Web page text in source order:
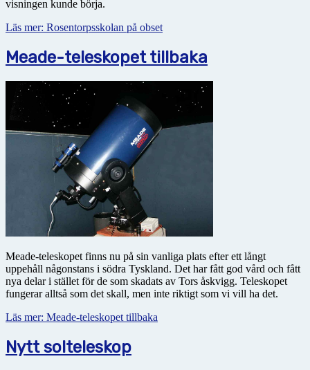
visningen kunde börja.
Läs mer: Rosentorpsskolan på obset
Meade-teleskopet tillbaka
Meade-teleskopet finns nu på sin vanliga plats efter ett långt
uppehåll någonstans i södra Tyskland. Det har fått god vård och fått
nya delar i stället för de som skadats av Tors åskvigg. Teleskopet
fungerar alltså som det skall, men inte riktigt som vi vill ha det.
Läs mer: Meade-teleskopet tillbaka
Nytt solteleskop